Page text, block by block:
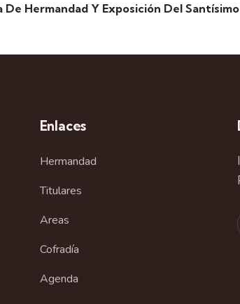
De Hermandad Y Exposición Del
Enlaces
Hermandad
Titulares
Areas
Cofradía
Agenda